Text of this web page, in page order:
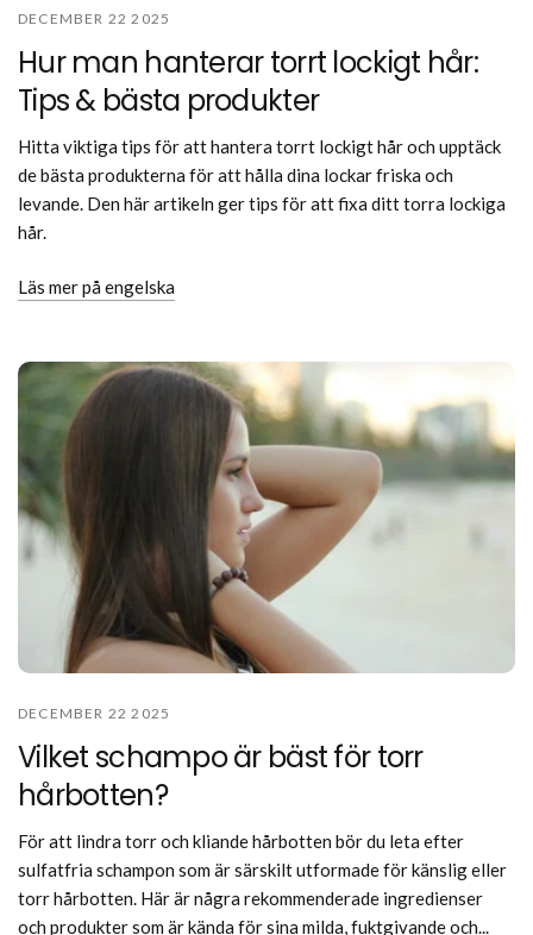
DECEMBER 22 2025
Hur man hanterar torrt lockigt hår:
Tips & bästa produkter
Hitta viktiga tips för att hantera torrt lockigt hår och upptäck
de bästa produkterna för att hålla dina lockar friska och
levande. Den här artikeln ger tips för att fixa ditt torra lockiga
hår.
Läs mer på engelska
DECEMBER 22 2025
Vilket schampo är bäst för torr
hårbotten?
För att lindra torr och kliande hårbotten bör du leta efter
sulfatfria schampon som är särskilt utformade för känslig eller
torr hårbotten. Här är några rekommenderade ingredienser
och produkter som är kända för sina milda, fuktgivande och...